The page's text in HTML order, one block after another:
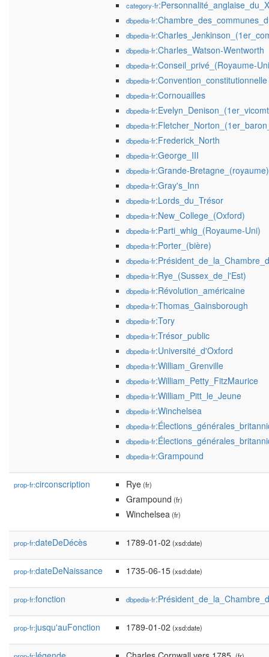
category-fr
dbpedia-fr
dbpedia-fr
dbpedia-fr:Charles_Watson-Wentworth
dbpedia-fr:Conseil_privé_(Royaume-
dbpedia-fr:Convention_constitutionnelle
dbpedia-fr:Cornouailles
dbpedia-fr
dbpedia-fr
dbpedia-fr:Frederick_North
dbpedia-fr:George_III
dbpedia-fr:Grande-Bretagne_(royaume)
dbpedia-fr:Gray's_Inn
dbpedia-fr:Lords_du_Trésor
dbpedia-fr:New_College_(Oxford)
dbpedia-fr:Parti_whig_(Royaume-Uni)
dbpedia-fr:Porter_(bière)
dbpedia-fr
dbpedia-fr:Rye_(Sussex_de_l'Est)
dbpedia-fr:Révolution_américaine
dbpedia-fr:Thomas_Gainsborough
dbpedia-fr:Tory
dbpedia-fr:Trésor_public
dbpedia-fr:Université_d'Oxford
dbpedia-fr:William_Grenville
dbpedia-fr:William_Petty_FitzMaurice
dbpedia-fr:William_Pitt_le_Jeune
dbpedia-fr:Winchelsea
dbpedia-fr
dbpedia-fr
dbpedia-fr:Grampound
prop-fr:circonscription Rye(fr)
Grampound (fr)
Winchelsea(fr)
prop-fr:dateDeDécès 1789-01-02 (xsd:date)
prop-fr:dateDeNaissance 1735-06-15(xsd:date)
prop-fr:fonction dbpedia-fr
prop-fr:jusqu'auFonction 1789-01-02 (xsd:date)